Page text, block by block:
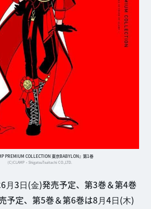
PREMIUM COLLECTION 東京BABYLON』第1巻
(C)CLAMP・ShigatsuTsuitachi CO.,LTD.
⽉3⽇(⾦)発売予定、第3巻＆第4巻
予定、第5巻＆第6巻は8⽉4⽇(⽊)